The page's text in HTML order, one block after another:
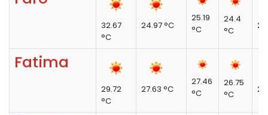
32.67
°C
24.97 °C
25.19
°C
24.4
°C
Fatima
29.72
°C
27.63 °C
27.46
°C
26.75
°C